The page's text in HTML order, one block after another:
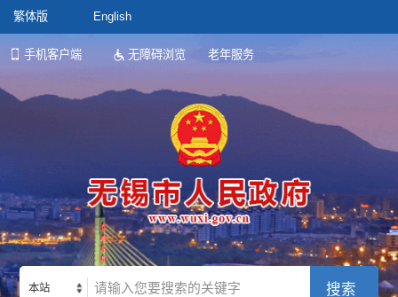
繁体版 English
手机客户端 无障碍浏览 老年服务
本站